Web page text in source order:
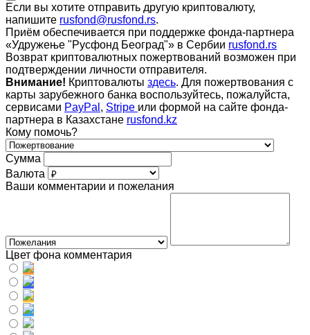
Если вы хотите отправить другую криптовалюту,
напишите rusfond@rusfond.rs.
Приём обеспечивается при поддержке фонда-партнера
«Удружење "Русфонд Београд"» в Сербии rusfond.rs
Возврат криптовалютных пожертвований возможен при
подтверждении личности отправителя.
Внимание! Криптовалюты здесь. Для пожертвования с
карты зарубежного банка воспользуйтесь, пожалуйста,
сервисами PayPal , Stripe или формой на сайте фонда-
партнера в Казахстане rusfond.kz
Кому помочь?
Сумма
Валюта
Ваши комментарии и пожелания
Цвет фона комментария